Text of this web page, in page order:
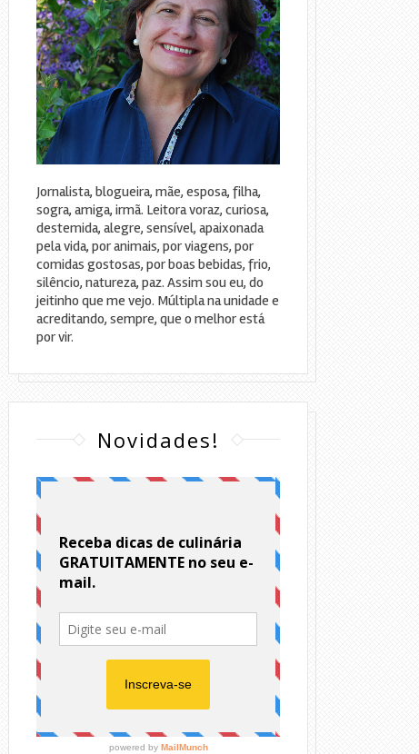
Jornalista, blogueira, mãe, esposa, filha,
sogra, amiga, irmã. Leitora voraz, curiosa,
destemida, alegre, sensível, apaixonada
pela vida, por animais, por viagens, por
comidas gostosas, por boas bebidas, frio,
silêncio, natureza, paz. Assim sou eu, do
jeitinho que me vejo. Múltipla na unidade e
acreditando, sempre, que o melhor está
por vir.
Novidades!